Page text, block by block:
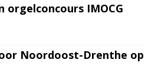
orgelconcours IMOCG
Noordoost-Drenthe op